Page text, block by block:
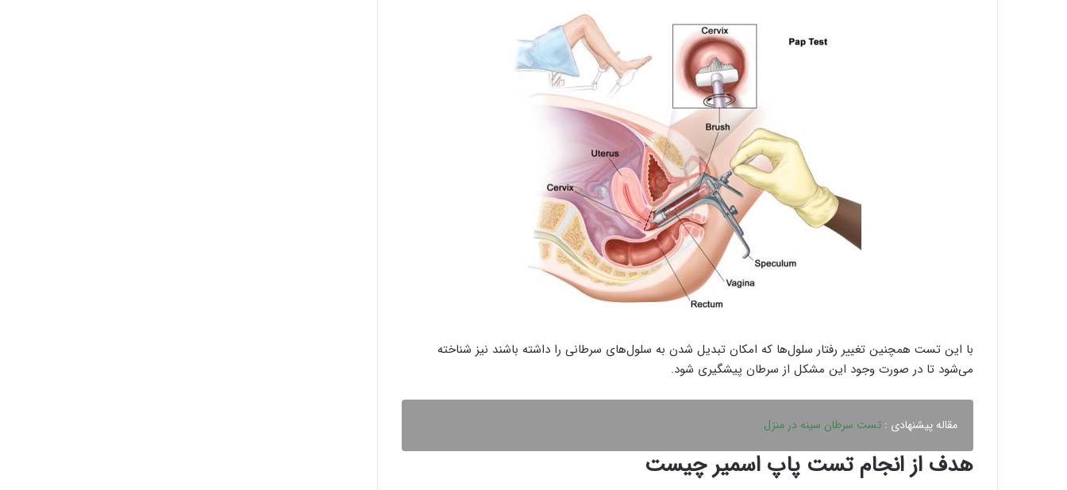
با این تست همچنین تغییر رفتار سلول‌ها که امکان تبدیل شدن به سلول‌های سرطانی را داشته باشند نیز شناخته
می‌شود تا در صورت وجود این مشکل از سرطان پیشگیری شود.
مقاله پیشنهادی : تست سرطان سينه در منزل
هدف از انجام تست پاپ اسمیر چیست